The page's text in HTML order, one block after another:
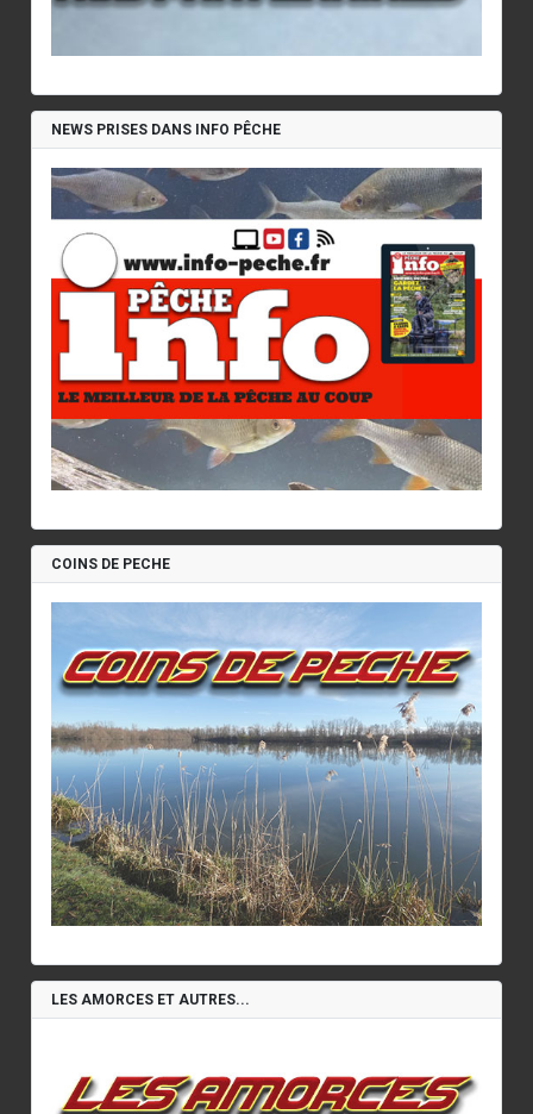
NEWS PRISES DANS INFO PÊCHE
COINS DE PECHE
LES AMORCES ET AUTRES...